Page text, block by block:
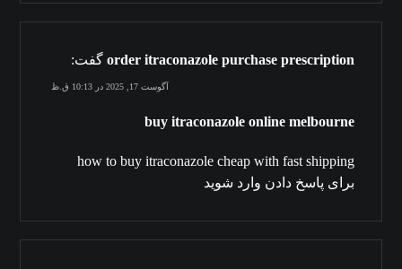
order itraconazole purchase prescription گفت:
آگوست 17, 2025 در 10:13 ق.ظ
buy itraconazole online melbourne
how to buy itraconazole cheap with fast shipping
برای پاسخ دادن وارد شوید